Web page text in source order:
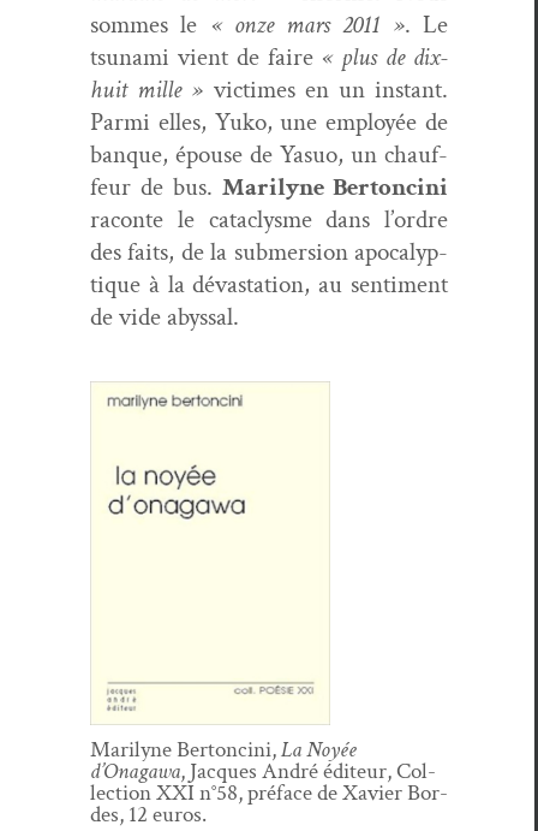
sommes le « onze mars 2011 ». Le
tsuna­mi vient de faire « plus de dix-
huit mille » vic­times en un instant.
Par­mi elles, Yuko, une employée de
banque, épouse de Yasuo, un chauf­
feur de bus. Mar­i­lyne Bertonci­ni
racon­te le cat­a­clysme dans l’ordre
des faits, de la sub­mer­sion apoc­a­lyp­
tique à la dévas­ta­tion, au sen­ti­ment
de vide abyssal.
Mar­i­lyne Bertonci­ni,La Noyée
d’Onagawa, Jacques André édi­teur, Col­
lec­tion XXI n°58, pré­face de Xavier Bor­
des, 12 euros.